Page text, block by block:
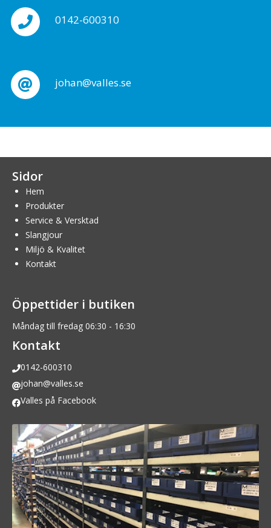
0142-600310
johan@valles.se
Sidor
Hem
Produkter
Service & Versktad
Slangjour
Miljö & Kvalitet
Kontakt
Öppettider i butiken
Måndag till fredag 06:30 - 16:30
Kontakt
0142-600310
johan@valles.se
Valles på Facebook